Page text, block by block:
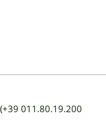
011.80.19.200